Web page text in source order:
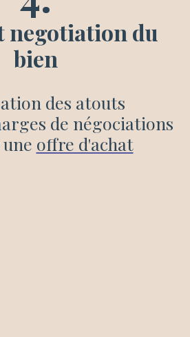
negotiation du
bien
des atouts
de négociations
offre d'achat